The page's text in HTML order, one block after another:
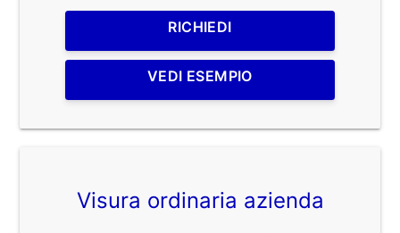
RICHIEDI
VEDI ESEMPIO
Visura ordinaria azienda